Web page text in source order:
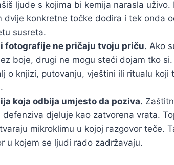
ljude s kojima bi kemija narasla
dvije konkretne točke dodira i tek onda
susreta.
fotografije ne pričaju tvoju priču. Ako
boje, drugi ne mogu steći dojam tko
o knjizi, putovanju, vještini ili ritualu
koja odbija umjesto da poziva.
defenziva djeluje kao zatvorena vrata.
mikroklimu u kojoj razgovor teče.
u kojem se ljudi rado zadržavaju.